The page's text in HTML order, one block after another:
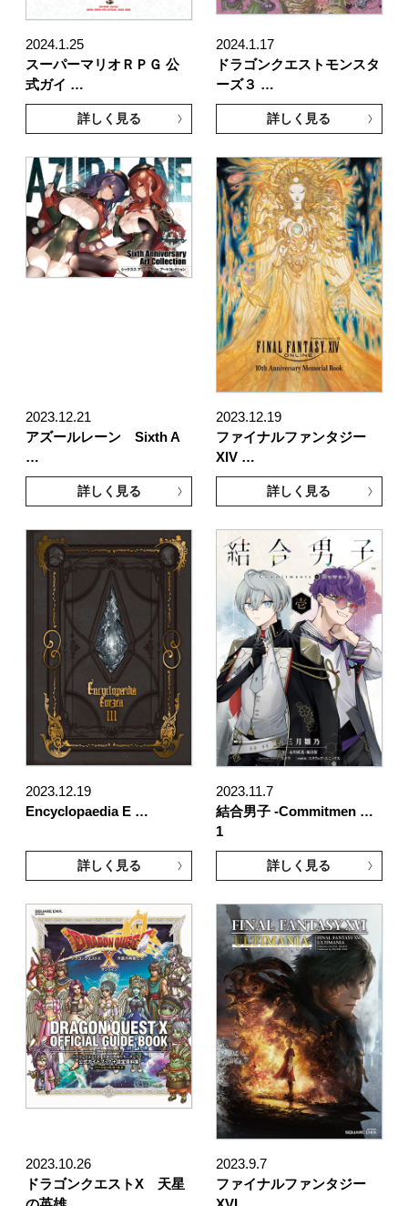
2024.1.25
スーパーマリオＲＰＧ 公
式ガイ …
詳しく見る
2024.1.17
ドラゴンクエストモンスタ
ーズ３ …
詳しく見る
2023.12.21
アズールレーン Sixth A
…
詳しく見る
2023.12.19
ファイナルファンタジー
XIV …
詳しく見る
2023.12.19
Encyclopaedia E …
詳しく見る
2023.11.7
結合男子 -Commitmen …
1
詳しく見る
2023.10.26
ドラゴンクエストX 天星
2023.9.7
ファイナルファンタジー